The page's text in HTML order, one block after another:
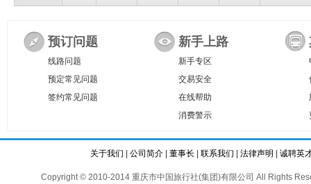
预订问题
线路问题
预定常见问题
签约常见问题
新手上路
新手专区
交易安全
在线帮助
消费警示
关于我们 公司简介 董事长 联系我们 法律声明 诚聘英
Copyright © 2010-2014 重庆市中国旅行社(集团)有限公司 All Rights